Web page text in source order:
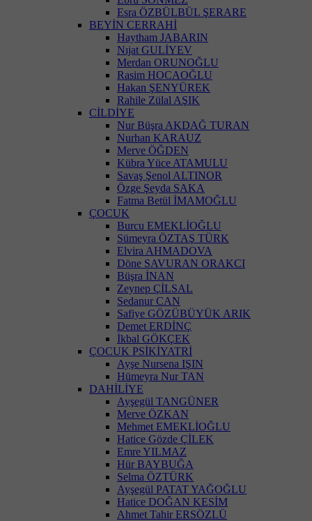
Esra ÖZBÜLBÜL ŞERARE
BEYİN CERRAHİ
Haytham JABARIN
Nıjat GULİYEV
Merdan ORUNOĞLU
Rasim HOCAOĞLU
Hakan ŞENYÜREK
Rahile Zülal AŞIK
CİLDİYE
Nur Büşra AKDAĞ TURAN
Nurhan KARAUZ
Merve ÖĞDEN
Kübra Yüce ATAMULU
Savaş Şenol ALTINOR
Özge Şeyda SAKA
Fatma Betül İMAMOĞLU
ÇOCUK
Burcu EMEKLİOĞLU
Sümeyra ÖZTAŞ TÜRK
Elvira AHMADOVA
Döne SAVURAN ORAKCI
Büşra İNAN
Zeynep ÇİLSAL
Sedanur CAN
Safiye GÖZÜBÜYÜK ARIK
Demet ERDİNÇ
İkbal GÖKÇEK
ÇOCUK PSİKİYATRİ
Ayşe Nursena IŞIN
Hümeyra Nur TAN
DAHİLİYE
Ayşegül TANGÜNER
Merve ÖZKAN
Mehmet EMEKLİOĞLU
Hatice Gözde ÇİLEK
Emre YILMAZ
Hür BAYBUĞA
Selma ÖZTÜRK
Ayşegül PATAT YAĞOĞLU
Hatice DOĞAN KESİM
Ahmet Tahir ERSÖZLÜ